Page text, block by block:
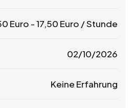
Euro -17,50 Euro / Stunde
02/10/2026
Keine Erfahrung